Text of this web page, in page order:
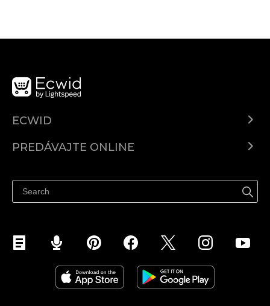
ECWID
Cenník
PREDÁVAJTE ONLINE
Predávajte na Facebook